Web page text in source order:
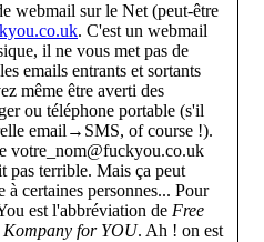
webmail sur le Net (peut-être
. C'est un webmail
il ne vous met pas de
emails entrants et sortants
même être averti des
ou téléphone portable (s'il
email→SMS, of course !).
votre_nom@fuckyou.co.uk
pas terrible. Mais ça peut
certaines personnes... Pour
est l'abbréviation de Free
for YOU. Ah ! on est